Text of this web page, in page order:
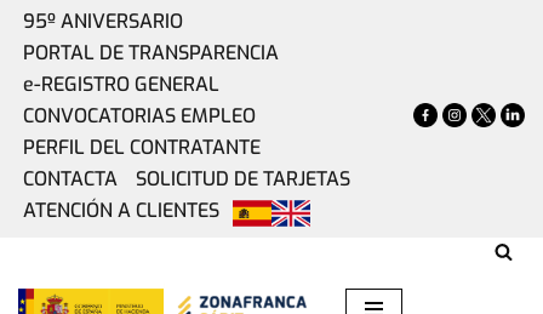
95º ANIVERSARIO
PORTAL DE TRANSPARENCIA
e-REGISTRO GENERAL
CONVOCATORIAS EMPLEO
PERFIL DEL CONTRATANTE
CONTACTA
SOLICITUD DE TARJETAS
ATENCIÓN A CLIENTES
Una empresa especializada analizará
necrópolis en Tiro Janer